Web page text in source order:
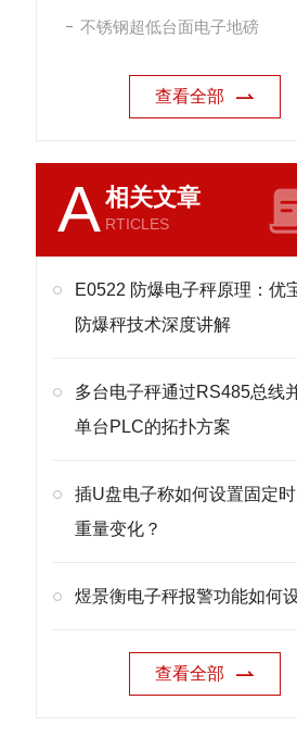
不锈钢超低台面电子地磅
查看全部
A相关文章
RTICLES
E0522 防爆电子秤原理：优
防爆秤技术深度讲解
多台电子秤通过RS485总线
单台PLC的拓扑方案
插U盘电子称如何设置固定
重量变化？
煜景衡电子秤报警功能如何
查看全部